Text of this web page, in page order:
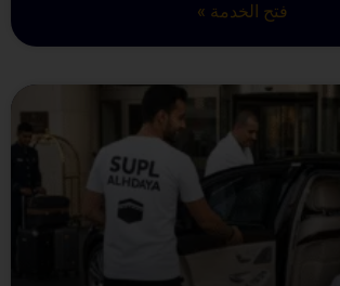
فتح الخدمة »